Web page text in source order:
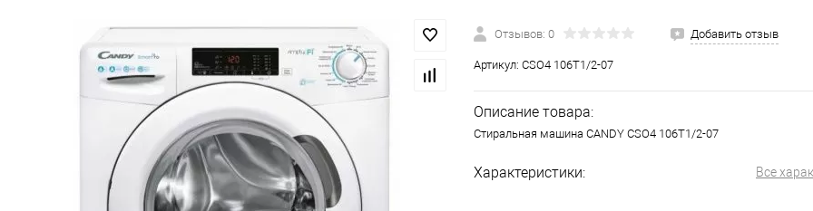
Отзывов: 0 Добавить отзыв
Артикул: CSO4 106T1/2-07
Описание товара:
Стиральная машина CANDY CSO4 106T1/2-07
Характеристики: Все